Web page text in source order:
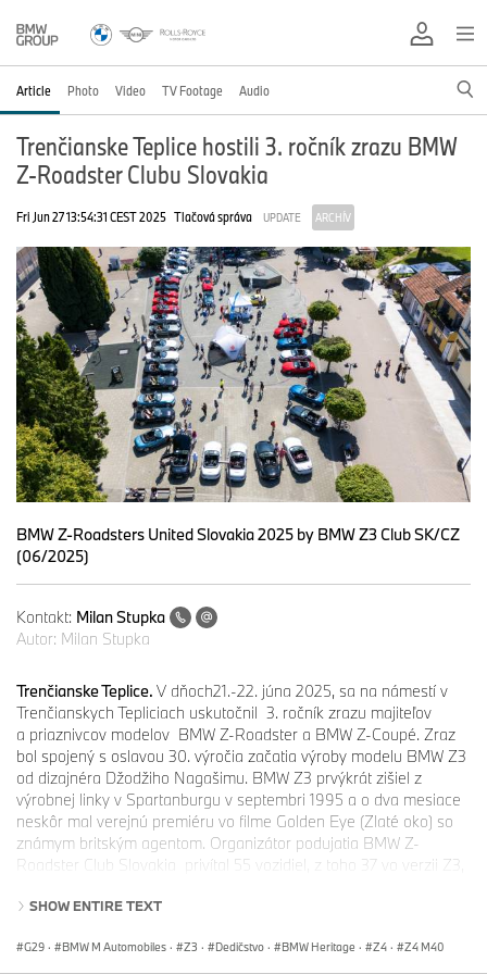
Article Photo Video TV Footage Audio
Trenčianske Teplice hostili 3. ročník zrazu BMW
Z-Roadster Clubu Slovakia
Fri Jun 27 13:54:31 CEST 2025 Tlačová správa UPDATE ARCHÍV
BMW Z-Roadsters United Slovakia 2025 by BMW Z3 Club SK/CZ
(06/2025)
Kontakt: Milan Stupka
Autor: Milan Stupka
Trenčianske Teplice. V dňoch21.-22. júna 2025, sa na námestí v
Trenčianskych Tepliciach uskutočnil 3. ročník zrazu majiteľov
a priaznivcov modelov BMW Z-Roadster a BMW Z-Coupé. Zraz
bol spojený s oslavou 30. výročia začatia výroby modelu BMW Z3
od dizajnéra Džodžiho Nagašimu. BMW Z3 prvýkrát zišiel z
výrobnej linky v Spartanburgu v septembri 1995 a o dva mesiace
neskôr mal verejnú premiéru vo filme Golden Eye (Zlaté oko) so
známym britským agentom. Organizátor podujatia BMW Z-
Roadster Club Slovakia privítal 55 vozidiel, z toho 37 vo verzii Z3,
členov posádok zo Slovenska, Českej republiky, Maďarska a Litvy.
SHOW ENTIRE TEXT
G29 · BMW M Automobiles · Z3 · Dedičstvo · BMW Heritage · Z4 · Z4 M40